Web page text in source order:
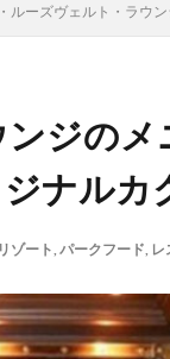
ルーズヴェルト・ラウ
ジのメ
ナルカ
ゾート, パークフード, レ